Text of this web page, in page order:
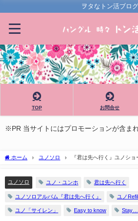
ヲタなトン活ブログ
TOP お問合せ
※PR 当サイトにはプロモーションが含ま
ホーム ユノソロ 『君は先へ行く』ユノシ
ユノソロ ユノ・ユンホ 君は先へ行く
ユノソロアルバム『君は先へ行く』 ユノ
ユノ「サイレン」 Easy to know Stay…